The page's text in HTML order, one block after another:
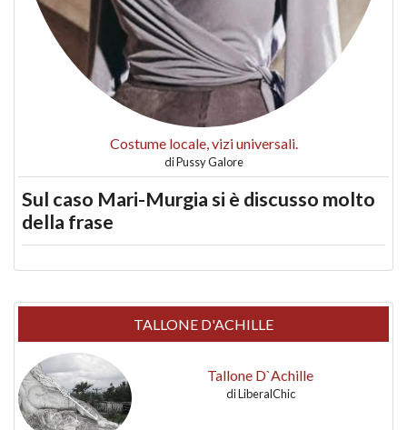
Costume locale, vizi universali.
diPussy Galore
Sul caso Mari-Murgia si è discusso molto
della frase
TALLONE D'ACHILLE
Tallone D`Achille
diLiberalChic